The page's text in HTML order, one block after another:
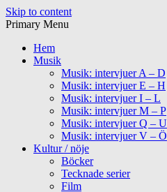
Skip to content
Primary Menu
Hem
Musik
Musik: intervjuer A – D
Musik: intervjuer E – H
Musik: intervjuer I – L
Musik: intervjuer M – P
Musik: intervjuer Q – U
Musik: intervjuer V – Ö
Kultur / nöje
Böcker
Tecknade serier
Film